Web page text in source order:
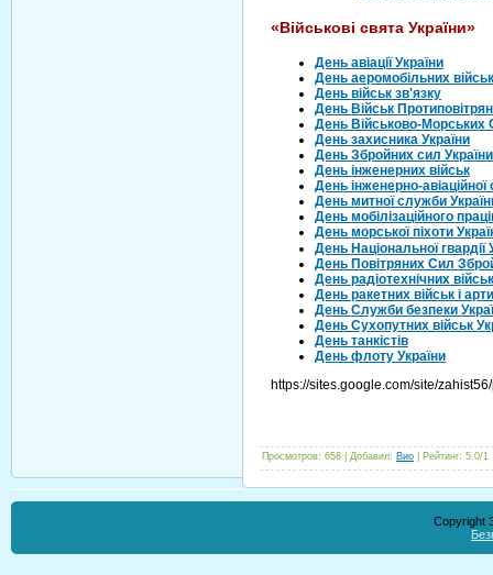
«Військові свята України»
День авіації України
День аеромобільних військ
День військ зв'язку
День Військ
День Військово-Морських
День захисника України
День Збройних сил України
День інженерних військ
День інженерно-авіаційної
День митної служби
День мобілізаційного
День морської піхоти
День Національної гвардії
День Повітряних Сил
День радіотехнічних
День ракетних військ і
День Служби безпеки
День Сухопутних військ
День танкістів
День флоту України
https://sites.google.com/site/
Просмотров: 658 Добавил: Вио Рейтинг: 5.0/1
Copyright